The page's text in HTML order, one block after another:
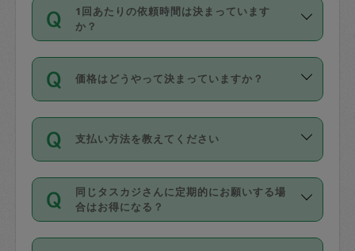
1回あたりの依頼時間は決まっています
か？
依頼1回につき3時間固定です。3時間を
超えて依頼したい場合は、延長機能をご
利用ください。機能をご利用いただくに
の上事前申請することが必要です。な
お、3時間を下回っても、値引き等はござ
いません。
価格はどうやって決まっていますか？
11種類の価格帯の中からタスカジさん自
身が価格を選んで設定しています。
タスカジさんの価格設定には最初は制限
があり、レビュー件数、レビューの平均
値、などで除々に設定可能な最高額が上
がっていく仕組みになっています。
支払い方法を教えてください
お支払方法はクレジットカード（Visa／
Master／JCB／AMERICAN EXPRESS／
Diners Club）のみとなります。
同じタスカジさんに定期的にお願いする場
合はお得になる？
依頼には「スポット」と「定期（毎週｜